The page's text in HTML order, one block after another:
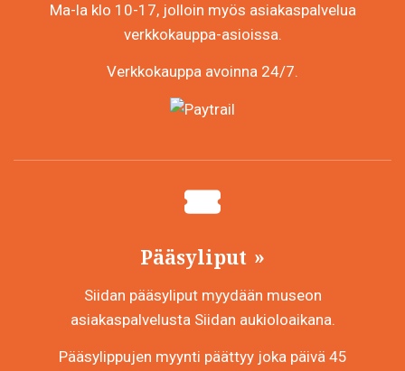
Ma-la klo 10-17, jolloin myös asiakaspalvelua
verkkokauppa-asioissa.
Verkkokauppa avoinna 24/7.
Pääsyliput
Siidan pääsyliput myydään museon
asiakaspalvelusta Siidan aukioloaikana.
Pääsylippujen myynti päättyy joka päivä 45